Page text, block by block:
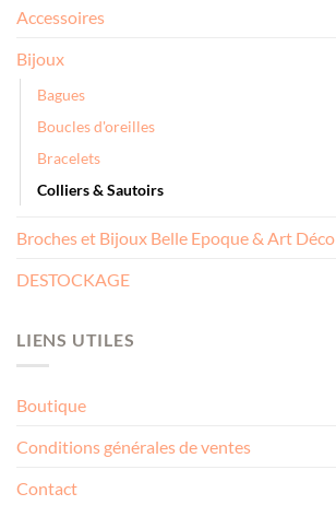
Accessoires
Bijoux
Bagues
Boucles d'oreilles
Bracelets
Colliers & Sautoirs
Broches et Bijoux Belle Epoque & Art Déco
DESTOCKAGE
LIENS UTILES
Boutique
Conditions générales de ventes
Contact